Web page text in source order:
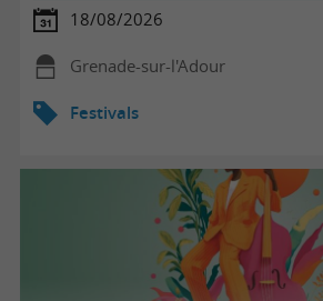
18/08/2026
Grenade-sur-l'Adour
Festivals